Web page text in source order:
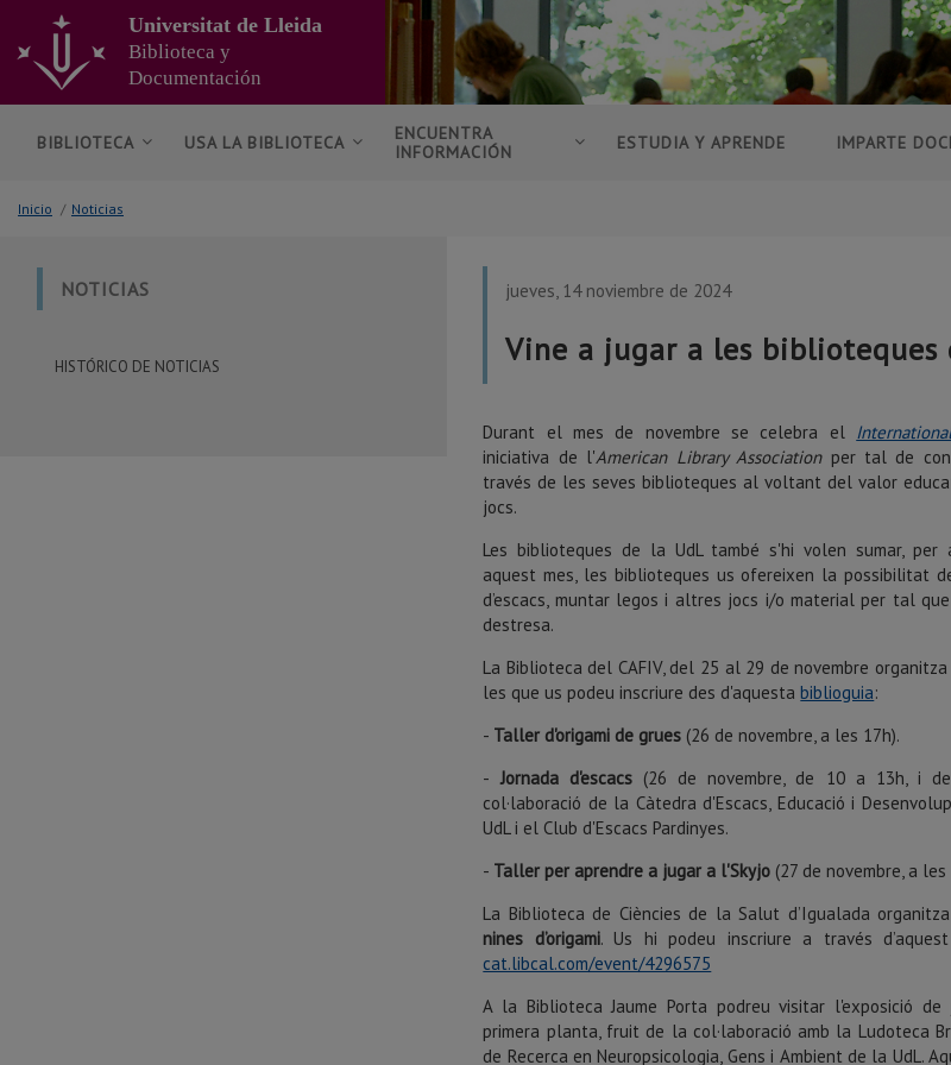
contenido
principal
de
página
Universitat de Lleida
Biblioteca y
Documentación
BIBLIOTECA USA LA BIBLIOTECA
ENCUENTRA
INFORMACIÓN
ESTUDIA Y APRENDE IMPARTE
Inicio / Noticias
NOTICIAS
HISTÓRICO DE NOTICIAS
jueves, 14 noviembre de 2024
Vine a jugar a les biblioteques
Durant el mes de novembre se celebra el
iniciativa de l'American Library Associationper tal de
través de les seves biblioteques al voltant del valor
jocs.
Les biblioteques de la UdL també s'hi volen sumar, per
aquest mes, les biblioteques us ofereixen la possibilitat
d’escacs, muntar legos i altres jocs i/o material per tal
destresa.
La Biblioteca del CAFIV, del 25 al 29 de novembre
les que us podeu inscriure des d'aquestabiblioguia:
- Taller d'origami de grues (26 de novembre, a les 17h).
-Jornada d'escacs(26 de novembre, de 10 a 13h, i
col·laboració de la Càtedra d'Escacs, Educació i
UdL i el Club d'Escacs Pardinyes.
- Taller per aprendre a jugar a l'Skyjo (27 de novembre, a les
La Biblioteca de Ciències de la Salut d’Igualada
nines d’origami. Us hi podeu inscriure a través
cat.libcal.com/event/4296575
A la Biblioteca Jaume Porta podreuvisitar l'exposició
primera planta, fruit de la col·laboració amb la Ludoteca
de Recerca en Neuropsicologia, Gens i Ambient de la UdL.